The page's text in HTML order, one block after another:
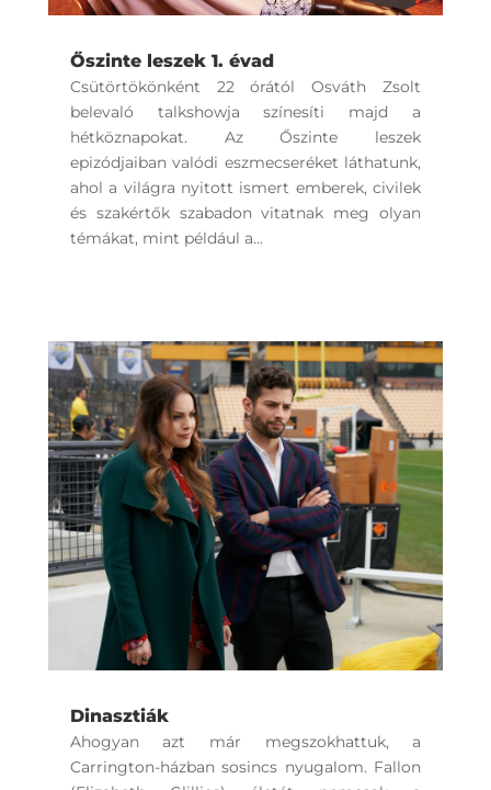
Őszinte leszek 1. évad
Csütörtökönként 22 órától Osváth Zsolt
belevaló talkshowja színesíti majd a
hétköznapokat. Az Őszinte leszek
epizódjaiban valódi eszmecseréket láthatunk,
ahol a világra nyitott ismert emberek, civilek
és szakértők szabadon vitatnak meg olyan
témákat, mint például a...
Dinasztiák
Ahogyan azt már megszokhattuk, a
Carrington-házban sosincs nyugalom. Fallon